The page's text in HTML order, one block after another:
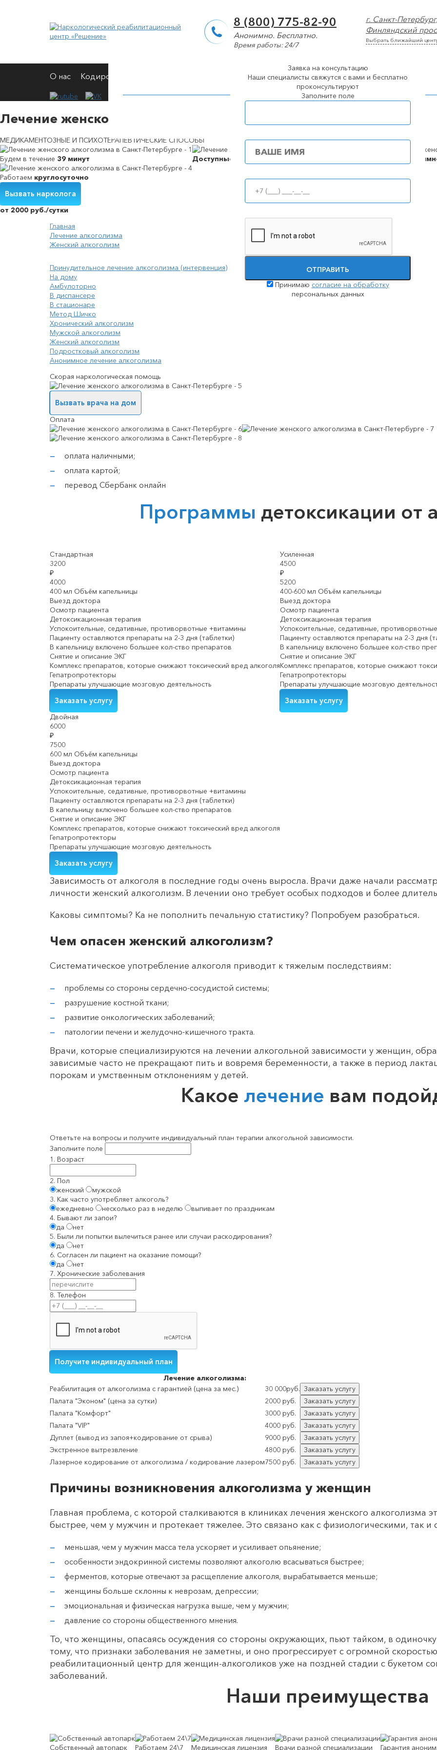
8 (800) 775-82-90
Анонимно. Бесплатно.
Время работы: 24/7
г. Санкт-
Финляндский
Выбрать ближайший
О нас Кодирование Лечение алкоголизма Лечение наркомании
Лечение женского алкоголизма в Санкт-Петербурге
МЕДИКАМЕНТОЗНЫЕ И ПСИХОТЕРАПЕВТИЧЕСКИЕ СПОСОБЫ
Будем в течение 39 минут Доступные
Работаем круглосуточно
Вызвать нарколога
от 2000 руб./сутки
Главная
Лечение алкоголизма
Женский алкоголизм
Принудительное лечение алкоголизма (интервенция)
На дому
Амбулоторно
В диспансере
В стационаре
Метод Шичко
Хронический алкоголизм
Мужской алкоголизм
Женский алкоголизм
Подростковый алкоголизм
Анонимное лечение алкоголизма
Скорая наркологическая помощь
Вызвать врача на дом
Оплата
оплата наличными;
оплата картой;
перевод Сбербанк онлайн
Программы детоксикации от
Стандартная
3200
₽
4000
400 мл Объём капельницы
Выезд доктора
Осмотр пациента
Детоксикационная терапия
Успокоительные, седативные, противорвотные +витамины
Пациенту оставляются препараты на 2-3 дня (таблетки)
В капельницу включено большее кол-ство препаратов
Снятие и описание ЭКГ
Комплекс препаратов, которые снижают токсический вред алкоголя
Гепатропротекторы
Препараты улучшающие мозговую деятельность
Заказать услугу
Усиленная
4500
₽
5200
400-600 мл Объём капельницы
Выезд доктора
Осмотр пациента
Детоксикационная терапия
Успокоительные, седативные,
Пациенту оставляются препараты на 2-3 дня
В капельницу включено большее кол-ство
Снятие и описание ЭКГ
Комплекс препаратов, которые снижают
Гепатропротекторы
Препараты улучшающие мозговую
Заказать услугу
Двойная
6000
₽
7500
600 мл Объём капельницы
Выезд доктора
Осмотр пациента
Детоксикационная терапия
Успокоительные, седативные, противорвотные +витамины
Пациенту оставляются препараты на 2-3 дня (таблетки)
В капельницу включено большее кол-ство препаратов
Снятие и описание ЭКГ
Комплекс препаратов, которые снижают токсический вред алкоголя
Гепатропротекторы
Препараты улучшающие мозговую деятельность
Заказать услугу
Зависимость от алкоголя в последние годы очень выросла. Врачи даже начали
личности женский алкоголизм. В лечении оно требует особых подходов и более
Каковы симптомы? Ка не пополнить печальную статистику? Попробуем разобраться.
Чем опасен женский алкоголизм?
Систематическое употребление алкоголя приводит к тяжелым последствиям:
проблемы со стороны сердечно-сосудистой системы;
разрушение костной ткани;
развитие онкологических заболеваний;
патологии печени и желудочно-кишечного тракта.
Врачи, которые специализируются на лечении алкогольной зависимости у женщин,
зависимые часто не прекращают пить и вовремя беременности, а также в период
порокам и умственным отклонениям у детей.
Какое лечение вам
Ответьте на вопросы и получите индивидуальный план терапии алкогольной зависимости.
Заполните поле
1. Возраст
2. Пол
женский
мужской
3. Как часто употребляет алкоголь?
ежедневно
несколько раз в неделю
выпивает по праздникам
4. Бывают ли запои?
да
нет
5. Были ли попытки вылечиться ранее или случаи раскодирования?
да
нет
6. Согласен ли пациент на оказание помощи?
да
нет
7. Хронические заболевания
8. Телефон
Лечение алкоголизма:
Реабилитация от алкоголизма с гарантией (цена за мес.)
30 000руб. Заказать услугу
Палата "Эконом" (цена за сутки)
2000 руб.
Заказать услугу
Палата "Комфорт"
3000 руб.
Заказать услугу
Палата "VIP"
4000 руб.
Заказать услугу
Дуплет (вывод из запоя+кодирование от срыва)
9000 руб.
Заказать услугу
Экстренное вытрезвление
4800 руб.
Заказать услугу
Лазерное кодирование от алкоголизма / кодирование лазером7500 руб. Заказать услугу
Причины возникновения алкоголизма у женщин
Главная проблема, с которой сталкиваются в клиниках лечения женского алкоголизма
быстрее, чем у мужчин и протекает тяжелее. Это связано как с физиологическими, так
меньшая, чем у мужчин масса тела ускоряет и усиливает опьянение;
особенности эндокринной системы позволяют алкоголю всасываться быстрее;
ферментов, которые отвечают за расщепление алкоголя, вырабатывается меньше;
женщины больше склонны к неврозам, депрессии;
эмоциональная и физическая нагрузка выше, чем у мужчин;
давление со стороны общественного мнения.
То, что женщины, опасаясь осуждения со стороны окружающих, пьют тайком, в
тому, что признаки заболевания не заметны, и оно прогрессирует с огромной
реабилитационный центр для женщин-алкоголиков уже на поздней стадии с букетом
заболеваний.
Наши преимущества
Собственный автопарк Работаем 24\7 Медицинская лицензия Врачи разной специализации Гарантия
Заявка на консультацию
Наши специалисты свяжутся с вами и бесплатно
проконсультируют
Заполните поле
ОТПРАВИТЬ
Принимаю согласие на обработку
персональных данных